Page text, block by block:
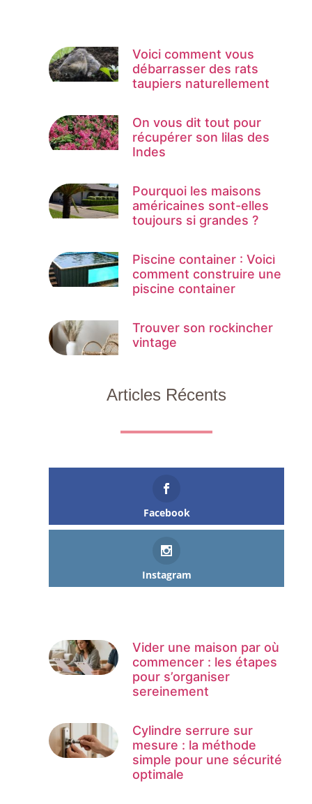
Voici comment vous
débarrasser des rats
taupiers naturellement
On vous dit tout pour
récupérer son lilas des
Indes
Pourquoi les maisons
américaines sont-elles
toujours si grandes ?
Piscine container : Voici
comment construire une
piscine container
Trouver son rockincher
vintage
Articles Récents
Facebook
Instagram
Vider une maison par où
commencer : les étapes
pour s’organiser
sereinement
Cylindre serrure sur
mesure : la méthode
simple pour une sécurité
optimale